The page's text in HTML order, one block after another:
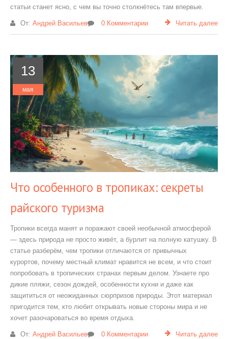
статьи станет ясно, с чем вы точно столкнётесь там впервые.
От: Андрей Васильев 0 Комментарии Читать далее
13
мая
Что особенного в тропиках: секреты
райского туризма
Тропики всегда манят и поражают своей необычной атмосферой
— здесь природа не просто живёт, а бурлит на полную катушку. В
статье разберём, чем тропики отличаются от привычных
курортов, почему местный климат нравится не всем, и что стоит
попробовать в тропических странах первым делом. Узнаете про
дикие пляжи, сезон дождей, особенности кухни и даже как
защититься от неожиданных сюрпризов природы. Этот материал
пригодится тем, кто любит открывать новые стороны мира и не
хочет разочароваться во время отдыха.
От: Андрей Васильев 0 Комментарии Читать далее